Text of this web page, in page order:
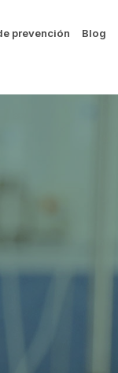
prevención Blog